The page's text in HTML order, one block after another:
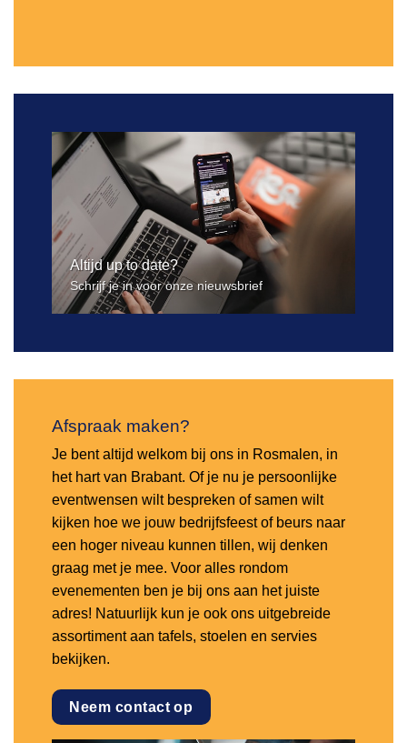
Altijd up to date?
Schrijf je in voor onze nieuwsbrief
Afspraak maken?
Je bent altijd welkom bij ons in Rosmalen, in
het hart van Brabant. Of je nu je persoonlijke
eventwensen wilt bespreken of samen wilt
kijken hoe we jouw bedrijfsfeest of beurs naar
een hoger niveau kunnen tillen, wij denken
graag met je mee. Voor alles rondom
evenementen ben je bij ons aan het juiste
adres! Natuurlijk kun je ook ons uitgebreide
assortiment aan tafels, stoelen en servies
bekijken.
Neem contact op